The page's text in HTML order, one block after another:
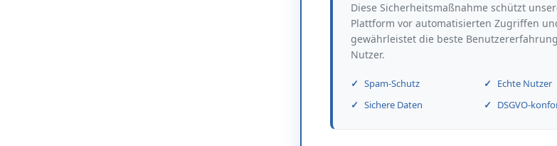
Diese Sicherheitsmaßnahme schützt
Plattform vor automatisierten Zugriffen
gewährleistet die beste
Nutzer.
Spam-Schutz
Echte Nutzer
Sichere Daten
DSGVO-